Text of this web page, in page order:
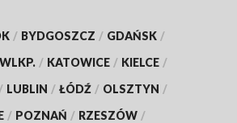
/ BYDGOSZCZ / GDAŃSK /
/ KATOWICE / KIELCE /
/ LUBLIN / ŁÓDŹ / OLSZTYN /
/ POZNAŃ / RZESZÓW /